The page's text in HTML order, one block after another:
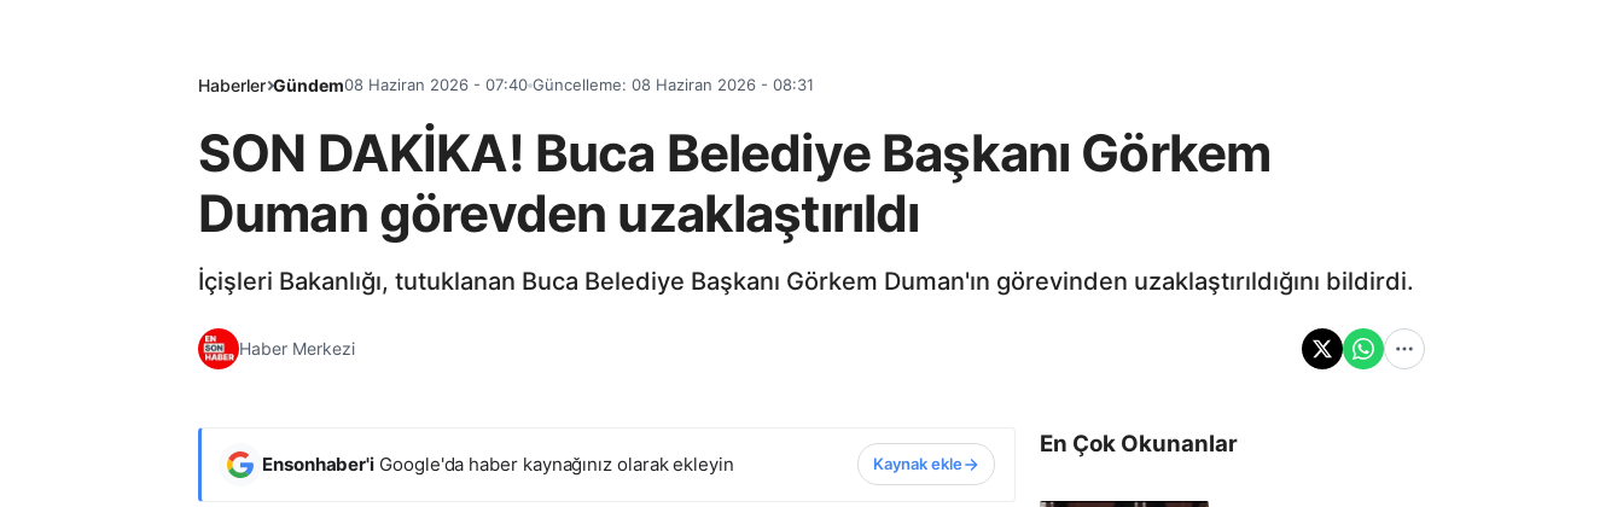
Haberler Gündem08 Haziran 2026 - 07:40 Güncelleme: 08 Haziran 2026 - 08:31
SON DAKİKA! Buca Belediye Başkanı Görkem
Duman görevden uzaklaştırıldı
İçişleri Bakanlığı, tutuklanan Buca Belediye Başkanı Görkem Duman'ın görevinden uzaklaştırıldığını bildirdi.
Haber Merkezi
Ensonhaber'i Google'da haber kaynağınız olarak ekleyin Kaynak ekle
En Çok Okunanlar